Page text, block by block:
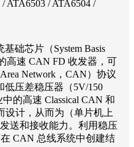
ATA6503 / ATA6504 /
础芯片（System Basis
高速 CAN FD 收发器，可
Network，CAN）协议
压差稳压器（5V/150
的高速 Classical CAN 和
设计，从而为（单片机上
送和接收能力。利用稳压
CAN 总线系统中创建结